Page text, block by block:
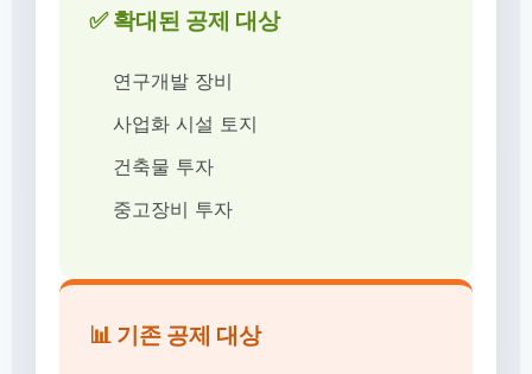
✅ 확대된 공제 대상
연구개발 장비
사업화 시설 토지
건축물 투자
중고장비 투자
📊 기존 공제 대상